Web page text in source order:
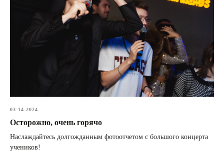
03-14-2024
Осторожно, очень горячо
Наслаждайтесь долгожданным фотоотчетом с большого концерта
учеников!